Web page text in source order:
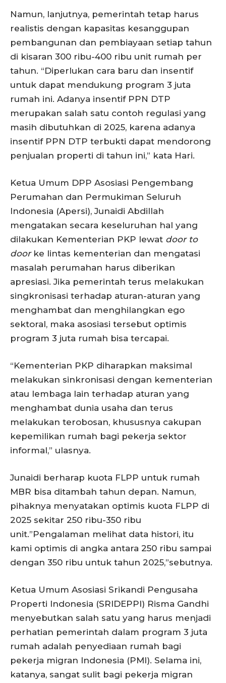
Namun, lanjutnya, pemerintah tetap harus
realistis dengan kapasitas kesanggupan
pembangunan dan pembiayaan setiap tahun
di kisaran 300 ribu-400 ribu unit rumah per
tahun. “Diperlukan cara baru dan insentif
untuk dapat mendukung program 3 juta
rumah ini. Adanya insentif PPN DTP
merupakan salah satu contoh regulasi yang
masih dibutuhkan di 2025, karena adanya
insentif PPN DTP terbukti dapat mendorong
penjualan properti di tahun ini,” kata Hari.
Ketua Umum DPP Asosiasi Pengembang
Perumahan dan Permukiman Seluruh
Indonesia (Apersi), Junaidi Abdillah
mengatakan secara keseluruhan hal yang
dilakukan Kementerian PKP lewat door to
doorke lintas kementerian dan mengatasi
masalah perumahan harus diberikan
apresiasi. Jika pemerintah terus melakukan
singkronisasi terhadap aturan-aturan yang
menghambat dan menghilangkan ego
sektoral, maka asosiasi tersebut optimis
program 3 juta rumah bisa tercapai.
“Kementerian PKP diharapkan maksimal
melakukan sinkronisasi dengan kementerian
atau lembaga lain terhadap aturan yang
menghambat dunia usaha dan terus
melakukan terobosan, khususnya cakupan
kepemilikan rumah bagi pekerja sektor
informal,” ulasnya.
Junaidi berharap kuota FLPP untuk rumah
MBR bisa ditambah tahun depan. Namun,
pihaknya menyatakan optimis kuota FLPP di
2025 sekitar 250 ribu-350 ribu
unit.”Pengalaman melihat data histori, itu
kami optimis di angka antara 250 ribu sampai
dengan 350 ribu untuk tahun 2025,”sebutnya.
Ketua Umum Asosiasi Srikandi Pengusaha
Properti Indonesia (SRIDEPPI) Risma Gandhi
menyebutkan salah satu yang harus menjadi
perhatian pemerintah dalam program 3 juta
rumah adalah penyediaan rumah bagi
pekerja migran Indonesia (PMI). Selama ini,
katanya, sangat sulit bagi pekerja migran